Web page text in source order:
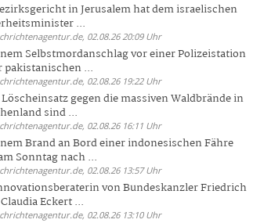
in Jerusalem hat dem israelischen
...
02.08.26 20:09 Uhr
Selbstmordanschlag vor einer Polizeistation
pakistanischen ...
02.08.26 19:22 Uhr
gegen die massiven Waldbrände in
sind ...
02.08.26 16:11 Uhr
Brand an Bord einer indonesischen Fähre
Sonntag nach ...
02.08.26 13:57 Uhr
von Bundeskanzler Friedrich
Eckert ...
02.08.26 13:10 Uhr